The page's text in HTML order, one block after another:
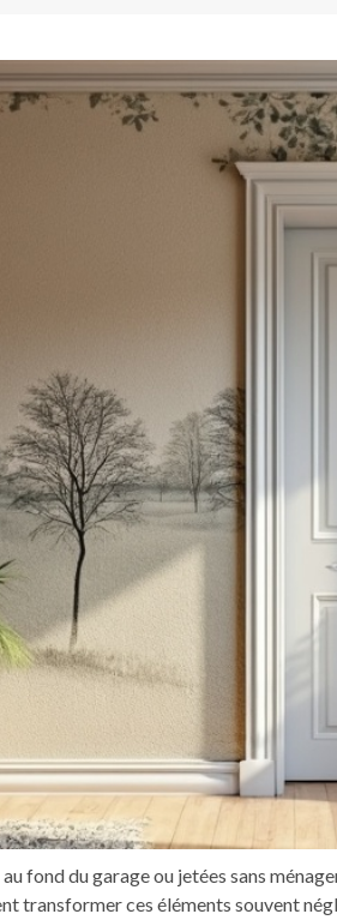
fond du garage ou jetées sans
transformer ces éléments souvent